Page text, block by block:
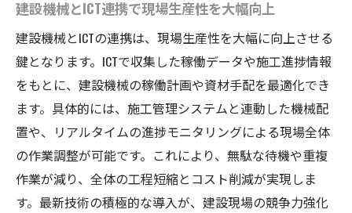
建設機械とICT連携で現場生産性を大幅向上
建設機械とICTの連携は、現場生産性を大幅に向上させる
鍵となります。ICTで収集した稼働データや施工進捗情報
をもとに、建設機械の稼働計画や資材手配を最適化でき
ます。具体的には、施工管理システムと連動した機械配
置や、リアルタイムの進捗モニタリングによる現場全体
の作業調整が可能です。これにより、無駄な待機や重複
作業が減り、全体の工程短縮とコスト削減が実現しま
す。最新技術の積極的な導入が、建設現場の競争力強化